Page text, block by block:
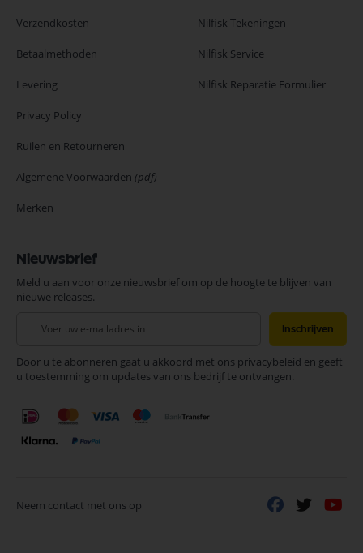
Verzendkosten
Betaalmethoden
Levering
Privacy Policy
Ruilen en Retourneren
Algemene Voorwaarden (pdf)
Merken
Nilfisk Tekeningen
Nilfisk Service
Nilfisk Reparatie Formulier
Nieuwsbrief
Meld u aan voor onze nieuwsbrief om op de hoogte te blijven van
nieuwe releases.
onze
nieuwsbrief
Inschrijven
Door u te abonneren gaat u akkoord met ons privacybeleid en geeft
u toestemming om updates van ons bedrijf te ontvangen.
Neem contact met ons op